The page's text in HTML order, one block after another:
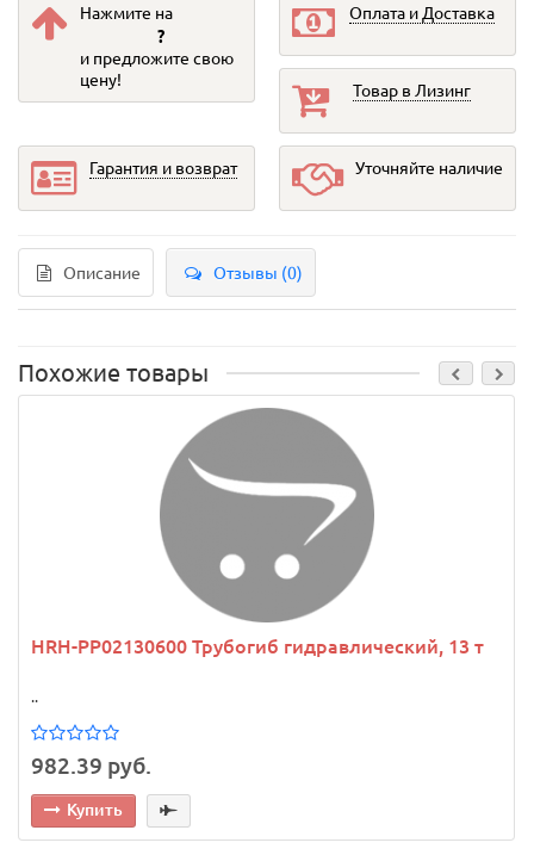
Нажмите на
?
и предложите свою
цену!
Оплата и Доставка
Товар в Лизинг
Гарантия и возврат Уточняйте наличие
Описание Отзывы (0)
Похожие товары
HRH-PP02130600 Трубогиб гидравлический, 13 т
..
982.39 руб.
Купить